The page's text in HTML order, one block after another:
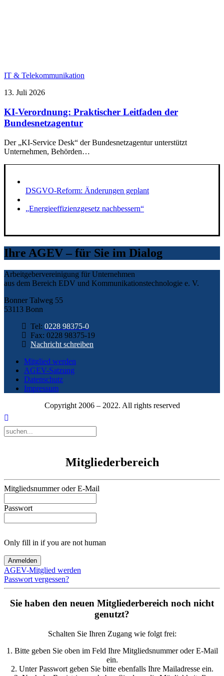
IT & Telekommunikation
13. Juli 2026
KI-Verordnung: Praktischer Leitfaden der
Bundesnetzagentur
Der „KI-Service Desk“ der Bundesnetzagentur unterstützt
Unternehmen, Behörden…
DSGVO-Reform: Änderungen geplant
„Energieeffizienzgesetz nachbessern“
Ihre AGEV – für Sie im Dialog
Arbeitgebervereinigung für Unternehmen
aus dem Bereich EDV und Kommunikationstechnologie e. V.
Bonner Talweg 55
53113 Bonn
Tel: 0228 98375-0
Fax: 0228 98375-19
Nachricht schreiben
Mitglied werden
AGEV-Satzung
Datenschutz
Impressum
Copyright 2006 – 2022. All rights reserved
Mitgliederbereich
Mitgliedsnummer oder E-Mail
Passwort
Only fill in if you are not human
AGEV-Mitglied werden
Passwort vergessen?
Sie haben den neuen Mitgliederbereich noch nicht
genutzt?
Schalten Sie Ihren Zugang wie folgt frei:
1. Bitte geben Sie oben im Feld Ihre Mitgliedsnummer oder E-Mail
ein.
2. Unter Passwort geben Sie bitte ebenfalls Ihre Mailadresse ein.